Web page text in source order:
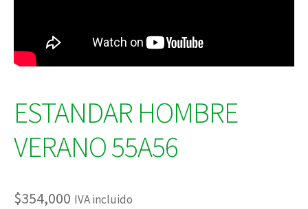
ESTANDAR HOMBRE
VERANO 55A56
$354,000 IVA incluido